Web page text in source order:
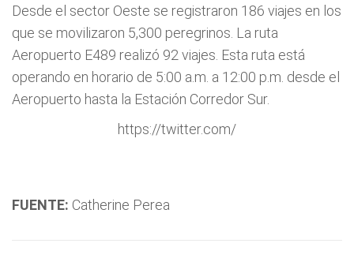
Desde el sector Oeste se registraron 186 viajes en los
que se movilizaron 5,300 peregrinos. La ruta
Aeropuerto E489 realizó 92 viajes. Esta ruta está
operando en horario de 5:00 a.m. a 12:00 p.m. desde el
Aeropuerto hasta la Estación Corredor Sur.
https://twitter.com/
FUENTE: Catherine Perea